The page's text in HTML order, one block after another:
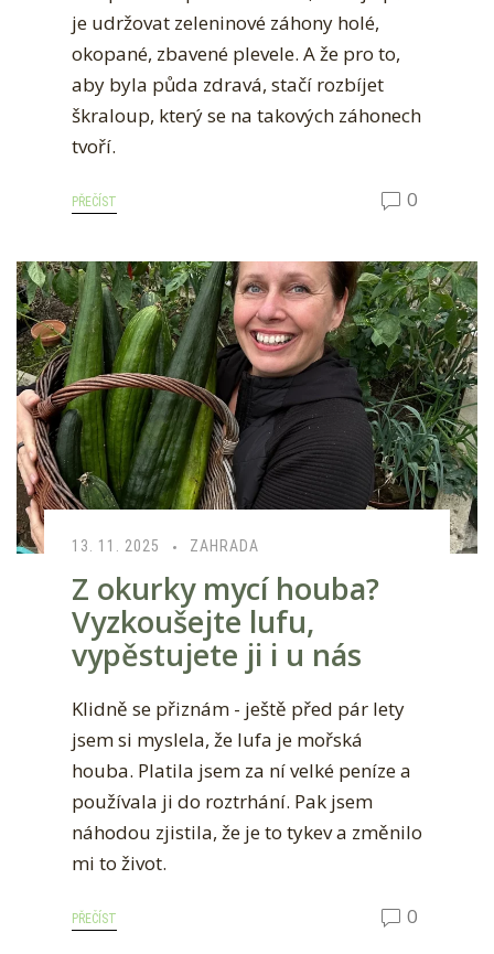
je udržovat zeleninové záhony holé,
okopané, zbavené plevele. A že pro to,
aby byla půda zdravá, stačí rozbíjet
škraloup, který se na takových záhonech
tvoří.
PŘEČÍST 0
13. 11. 2025 ZAHRADA
Z okurky mycí houba?
Vyzkoušejte lufu,
vypěstujete ji i u nás
Klidně se přiznám - ještě před pár lety
jsem si myslela, že lufa je mořská
houba. Platila jsem za ní velké peníze a
používala ji do roztrhání. Pak jsem
náhodou zjistila, že je to tykev a změnilo
mi to život.
PŘEČÍST 0